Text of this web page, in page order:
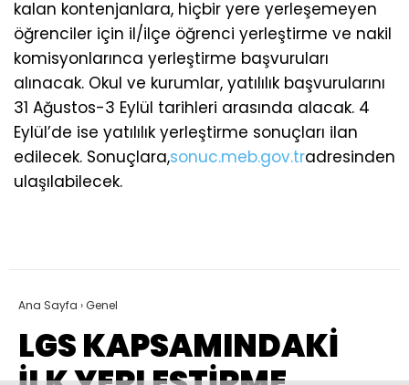
kalan kontenjanlara, hiçbir yere yerleşemeyen
öğrenciler için il/ilçe öğrenci yerleştirme ve nakil
komisyonlarınca yerleştirme başvuruları
alınacak. Okul ve kurumlar, yatılılık başvurularını
31 Ağustos-3 Eylül tarihleri arasında alacak. 4
Eylül’de ise yatılılık yerleştirme sonuçları ilan
edilecek. Sonuçlara,sonuc.meb.gov.tradresinden
ulaşılabilecek.
Ana Sayfa ›Genel
LGS KAPSAMINDAKİ